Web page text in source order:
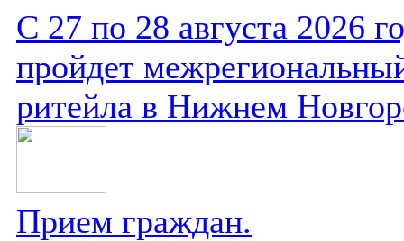
С 27 по 28 августа 2026
пройдет
ритейла в Нижнем
Прием граждан.